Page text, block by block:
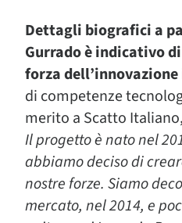
Dettagli biografici a
Gurrado è indicativo
forza
di competenze
merito a Scatto
Il progetto è nato nel
abbiamo deciso di
nostre forze. Siamo
mercato, nel 2014, e